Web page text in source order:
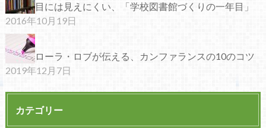
目には見えにくい、「学校図書館づくりの一年目」
2016年10月19日
ローラ・ロブが伝える、カンファランスの10のコツ
2019年12月7日
カテゴリー